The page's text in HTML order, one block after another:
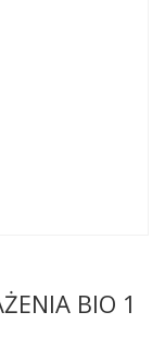
BIO 1